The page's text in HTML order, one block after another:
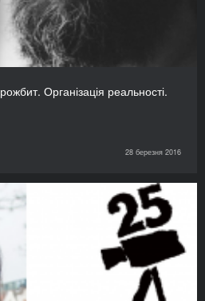
Організація реальності.
28 березня 2016